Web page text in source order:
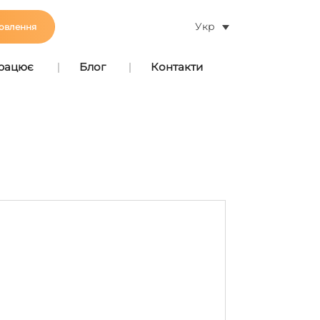
Укр
Блог Контакти